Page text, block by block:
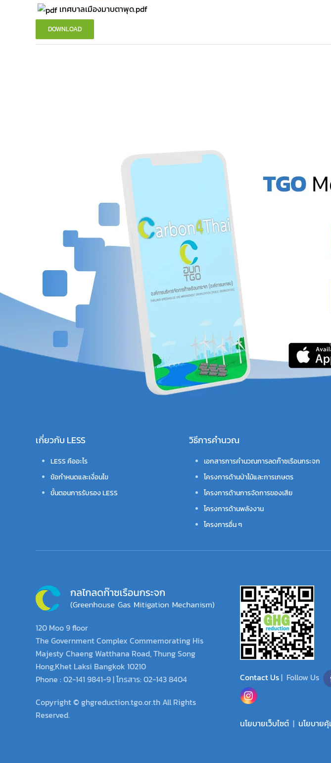
เทศบาลเมืองมาบตาพุด.pdf
DOWNLOAD
เกี่ยวกับ LESS
LESS คืออะไร
ข้อกำหนดและเงื่อนไข
ขั้นตอนการรับรอง LESS
วิธีการคำนวณ
เอกสารการคำนวณการลดก๊าซเรือนกระจก
โครงการด้านป่าไม้และการเกษตร
โครงการด้านการจัดการของเสีย
โครงการด้านพลังงาน
โครงการอื่น ๆ
120 Moo 9 floor
The Government Complex Commemorating His
Majesty Chaeng Watthana Road, Thung Song
Hong,Khet Laksi Bangkok 10210
Phone : 02-141 9841-9 | โทรสาร: 02-143 8404
Copyright © ghgreduction.tgo.or.th All Rights
Reserved.
Contact Us| Follow Us
นโยบายเว็บไซต์ | นโยบาย